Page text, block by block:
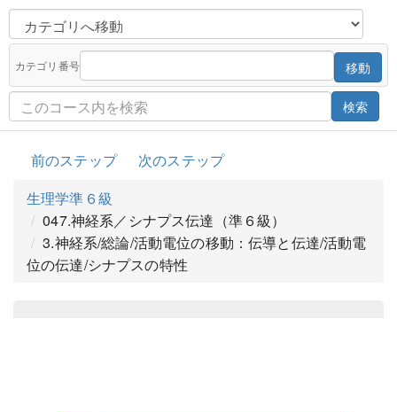
カテゴリ番号 移動
検索
前のステップ
次のステップ
生理学準６級
047.神経系／シナプス伝達（準６級）
3.神経系/総論/活動電位の移動：伝導と伝達/活動電
位の伝達/シナプスの特性